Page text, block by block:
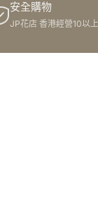
，歡迎探索。
祝福的最佳選
禮者心中最難
安全購物
JP花店 香港經營10以